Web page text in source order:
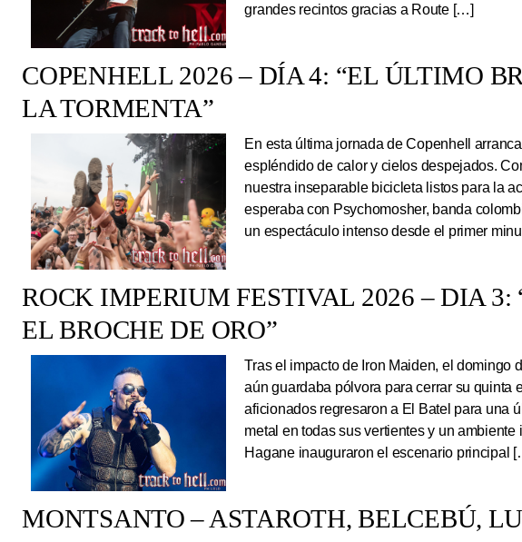
grandes recintos gracias a Route […]
COPENHELL 2026 – DÍA 4: “EL ÚLTIMO
LA TORMENTA”
En esta última jornada de Copenhell
espléndido de calor y cielos despejados.
nuestra inseparable bicicleta listos para la
esperaba con Psychomosher, banda
un espectáculo intenso desde el primer
ROCK IMPERIUM FESTIVAL 2026 – DIA 3:
EL BROCHE DE ORO”
Tras el impacto de Iron Maiden, el domingo
aún guardaba pólvora para cerrar su quinta
aficionados regresaron a El Batel para una
metal en todas sus vertientes y un
Hagane inauguraron el escenario principal
MONTSANTO – ASTAROTH, BELCEBÚ,